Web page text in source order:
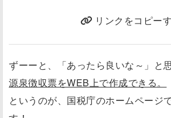
リンクをコピー
ずーーと、「あったら良いな～」と
源泉徴収票をWEB上で作成できる。
というのが、国税庁のホームページ